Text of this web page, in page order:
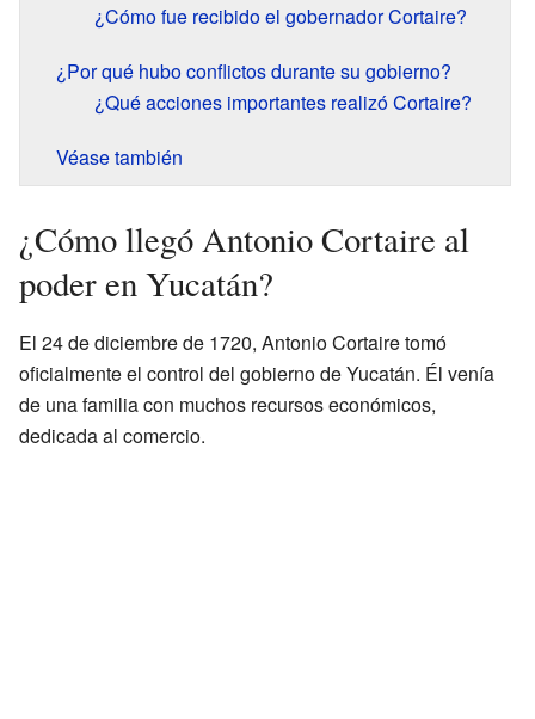
¿Cómo fue recibido el gobernador Cortaire?
¿Por qué hubo conflictos durante su gobierno?
¿Qué acciones importantes realizó Cortaire?
Véase también
¿Cómo llegó Antonio Cortaire al
poder en Yucatán?
El 24 de diciembre de 1720, Antonio Cortaire tomó
oficialmente el control del gobierno de Yucatán. Él venía
de una familia con muchos recursos económicos,
dedicada al comercio.